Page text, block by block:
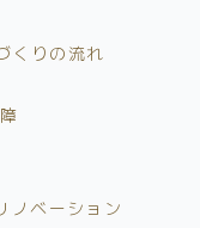
くりの流れ
ノベーション